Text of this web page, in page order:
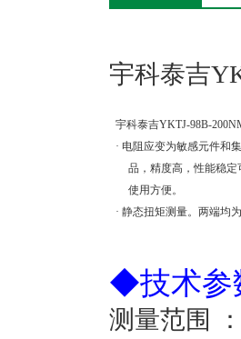
宇科泰吉
宇科泰吉YKTJ-98B-
· 电阻应变为敏感元件和
品，精度高，性能稳
使用方便。
·静态扭矩测量。两端均
◆技术参
测量范围